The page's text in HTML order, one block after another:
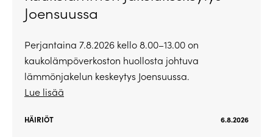
Joensuussa
Perjantaina 7.8.2026 kello 8.00–13.00 on
kaukolämpöverkoston huollosta johtuva
lämmönjakelun keskeytys Joensuussa.
Lue lisää
HÄIRIÖT 6.8.2026